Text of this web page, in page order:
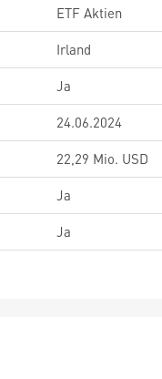
ETF Aktien
Irland
Ja
24.06.2024
22,29 Mio. USD
Ja
Ja